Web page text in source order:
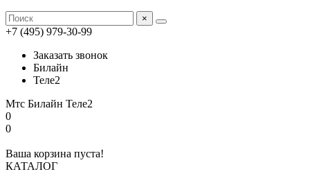
×
+7 (495) 979-30-99
Заказать звонок
Билайн
Теле2
Мтс Билайн Теле2
0
0
Ваша корзина пуста!
КАТАЛОГ